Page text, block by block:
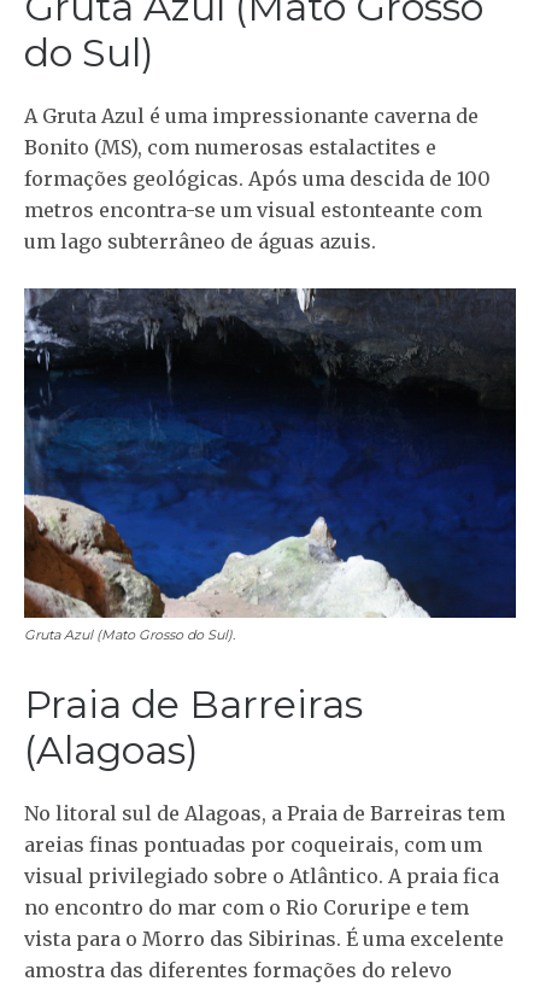
do Sul)
A Gruta Azul é uma impressionante caverna de
Bonito (MS), com numerosas estalactites e
formações geológicas. Após uma descida de 100
metros encontra-se um visual estonteante com
um lago subterrâneo de águas azuis.
Gruta Azul (Mato Grosso do Sul).
Praia de Barreiras
(Alagoas)
No litoral sul de Alagoas, a Praia de Barreiras tem
areias finas pontuadas por coqueirais, com um
visual privilegiado sobre o Atlântico. A praia fica
no encontro do mar com o Rio Coruripe e tem
vista para o Morro das Sibirinas. É uma excelente
amostra das diferentes formações do relevo